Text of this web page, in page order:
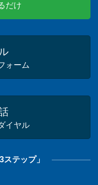
だけ
ォーム
イヤル
テップ」